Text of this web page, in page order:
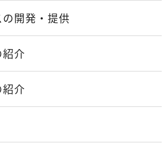
開発・提供
介
介